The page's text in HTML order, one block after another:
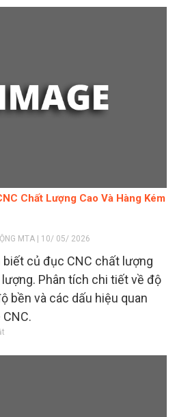
Chất Lượng Cao Và Hàng Kém
MTA | 10/ 05/ 2026
củ đục CNC chất lượng
Phân tích chi tiết về độ
bền và các dấu hiệu quan